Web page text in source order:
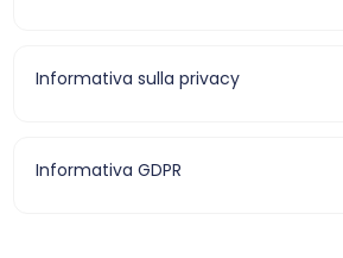
Informativa sulla privacy
Informativa GDPR